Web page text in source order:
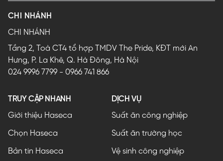
CHI NHÁNH
CHI NHÁNH
Tầng 2, Toà CT4 tổ hợp TMDV The Pride, KĐT mới An
Hưng, P. La Khê, Q. Hà Đông, Hà Nội
024 9996 7799 - 0966 741 866
TRUY CẬP NHANH
Giới thiệu Haseca
Chọn Haseca
Bản tin Haseca
DỊCH VỤ
Suất ăn công nghiệp
Suất ăn trường học
Vệ sinh công nghiệp